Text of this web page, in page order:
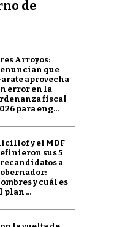
de
Arroyos:
que
aprovecha
error en la
fiscal
para eng...
y el MDF
sus 5
a
y cuál es
plan ...